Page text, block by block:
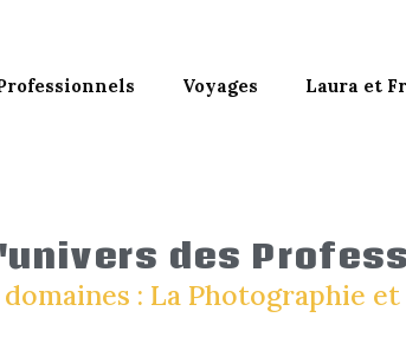
Voyages Laura et
des
: La Photographie